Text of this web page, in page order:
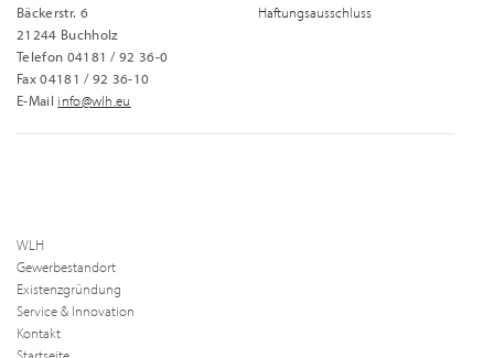
Bäckerstr. 6
21244 Buchholz
Telefon 04181 / 92 36-0
Fax 04181 / 92 36-10
E-Mail info@wlh.eu
Haftungsausschluss
WLH
Gewerbestandort
Existenzgründung
Service & Innovation
Kontakt
Startseite